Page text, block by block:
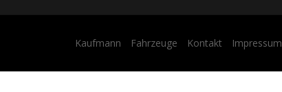
Kaufmann Fahrzeuge Kontakt Impressum